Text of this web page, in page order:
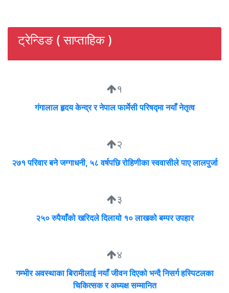
ट्रेन्डिङ ( साप्ताहिक )
१
गंगालाल हृदय केन्द्र र नेपाल फार्मेसी परिषद्मा नयाँ नेतृत्व
२
२७१ परिवार बने जग्गाधनी, ५८ वर्षपछि रोहिणीका स्ववासीले पाए लालपुर्जा
३
२५० रुपैयाँको खरिदले दिलायो १० लाखको बम्पर उपहार
४
गम्भीर अवस्थाका बिरामीलाई नयाँ जीवन दिएको भन्दै निसर्ग हस्पिटलका
चिकित्सक र अध्यक्ष सम्मानित